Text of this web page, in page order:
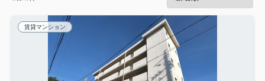
賃貸マンション